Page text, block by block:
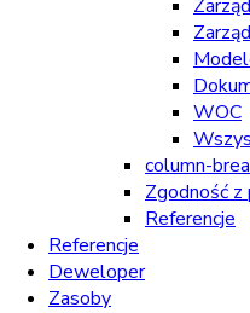
WOC
column-
Zgodność z
Referencje
Referencje
Deweloper
Zasoby